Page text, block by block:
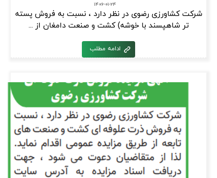
۱۴۰۶-۰۱-۲۴
شرکت کشاورزی رضوی در نظر دارد ، نسبت به فروش پسته
تر شاهپسند با خوشه) کشت و صنعت دامغان از ...
ادامه مطلب